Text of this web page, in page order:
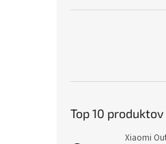
Top 10 produktov
Xiaomi